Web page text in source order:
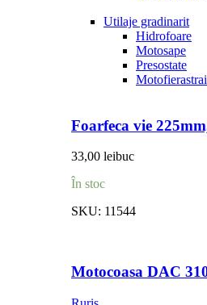
Utilaje gradinarit
Hidrofoare
Motosape
Presostate
Foarfeca vie
33,00 leibuc
În stoc
SKU: 11544
Motocoasa DAC